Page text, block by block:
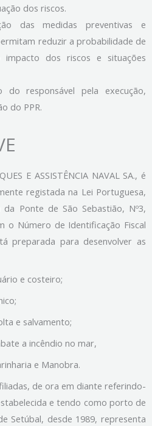
dos riscos.
das medidas preventivas e
reduzir a probabilidade de
impacto dos riscos e situações
do responsável pela execução,
do PPR.
E ASSISTÊNCIA NAVAL SA., é
registada na Lei Portuguesa,
Ponte de São Sebastião, Nº3,
o Número de Identificação Fiscal
preparada para desenvolver as
e costeiro;
e salvamento;
a incêndio no mar,
e Manobra.
de ora em diante referindo-
e tendo como porto de
Setúbal, desde 1989, representa